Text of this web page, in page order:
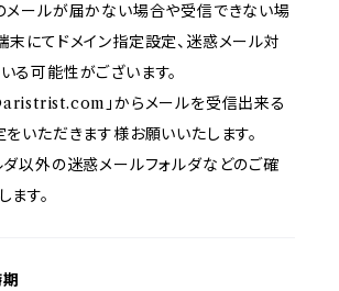
メールが届かない場合や受信できない場
末にてドメイン指定設定、迷惑メール対
る可能性がございます。
」からメールを受信出来る
をいただきます様お願いいたします。
ダ以外の迷惑メールフォルダなどのご確
す。